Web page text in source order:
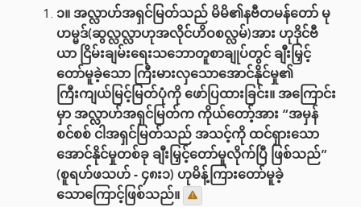
၁။ အလ္လာဟ်အရှင်မြတ်သည် မိမိ၏နဗီတမန်တော် မု
ဟမ္မဒ်(ဆွလ္လလ္လာဟုအလိုင်ဟိဝစလ္လမ်)အား ဟုဒိုင်ဗီ
ယာ ငြိမ်းချမ်းရေးသဘောတူစာချုပ်တွင် ချီးမြှင့်
တော်မူခဲ့သော ကြီးမားလှသောအောင်နိုင်မှု၏
ကြီးကျယ်မြင့်မြတ်ပုံကို ဖော်ပြထားခြင်း။ အကြောင်း
မှာ အလ္လာဟ်အရှင်မြတ်က ကိုယ်တော့်အား “အမှန်
စင်စစ် ငါအရှင်မြတ်သည် အသင့်ကို ထင်ရှားသော
အောင်နိုင်မှုတစ်ခု ချီးမြှင့်တော်မူလိုက်ပြီ ဖြစ်သည်”
(စူရဟ်ဖသဟ် - ၄၈း၁) ဟုမိန့်ကြားတော်မူခဲ့
သောကြောင့်ဖြစ်သည်။